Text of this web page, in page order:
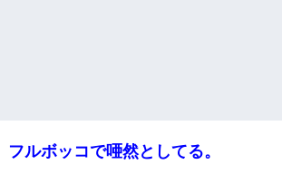
ルボッコで唖然としてる。